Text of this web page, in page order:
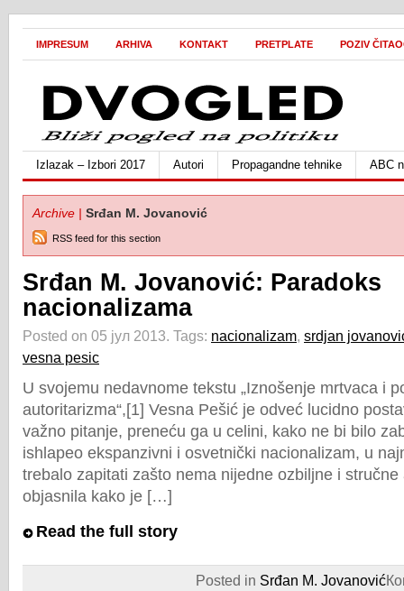
IMPRESUM ARHIVA KONTAKT PRETPLATE POZIV
Izlazak – Izbori 2017 Autori Propagandne tehnike ABC
Archive | Srđan M. Jovanović
RSS feed for this section
Srđan M. Jovanović: Paradoks
nacionalizama
Posted on 05 јул 2013. Tags: nacionalizam, srdjan
vesna pesic
U svojemu nedavnome tekstu „Iznošenje mrtvaca i
autoritarizma“,[1] Vesna Pešić je odveć lucidno
važno pitanje, preneću ga u celini, kako ne bi bilo
ishlapeo ekspanzivni i osvetnički nacionalizam, u
trebalo zapitati zašto nema nijedne ozbiljne i stručne
objasnila kako je […]
Read the full story
Posted in Srđan M. Jovanović